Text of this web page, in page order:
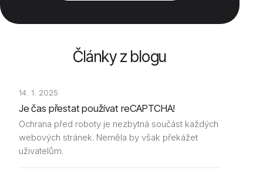
Články z blogu
14. 1. 2025
Je čas přestat používat reCAPTCHA!
Ochrana před roboty je nezbytná součást každých
webových stránek. Neměla by však překážet
uživatelům.